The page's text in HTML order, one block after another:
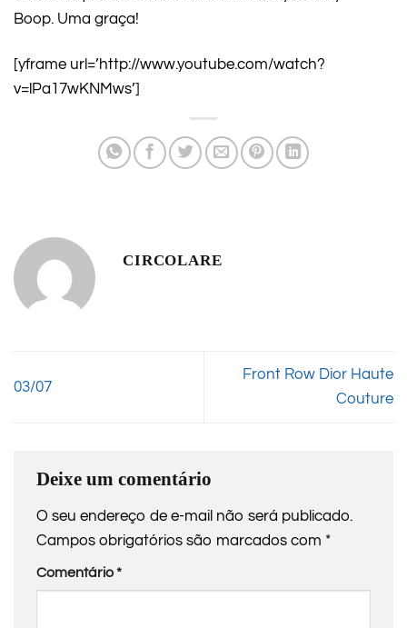
Boop. Uma graça!
[yframe url=’http://www.youtube.com/watch?
v=lPa17wKNMws’]
CIRCOLARE
03/07
Front Row Dior Haute
Couture
Deixe um comentário
O seu endereço de e-mail não será publicado.
Campos obrigatórios são marcados com *
Comentário*